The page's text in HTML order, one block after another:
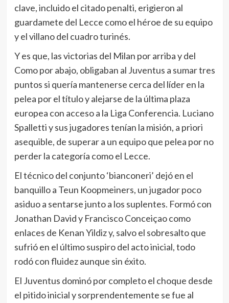
clave, incluido el citado penalti, erigieron al
guardamete del Lecce como el héroe de su equipo
y el villano del cuadro turinés.
Y es que, las victorias del Milan por arriba y del
Como por abajo, obligaban al Juventus a sumar tres
puntos si quería mantenerse cerca del líder en la
pelea por el título y alejarse de la última plaza
europea con acceso a la Liga Conferencia. Luciano
Spalletti y sus jugadores tenían la misión, a priori
asequible, de superar a un equipo que pelea por no
perder la categoría como el Lecce.
El técnico del conjunto ‘bianconeri’ dejó en el
banquillo a Teun Koopmeiners, un jugador poco
asiduo a sentarse junto a los suplentes. Formó con
Jonathan David y Francisco Conceiçao como
enlaces de Kenan Yildiz y, salvo el sobresalto que
sufrió en el último suspiro del acto inicial, todo
rodó con fluidez aunque sin éxito.
El Juventus dominó por completo el choque desde
el pitido inicial y sorprendentemente se fue al